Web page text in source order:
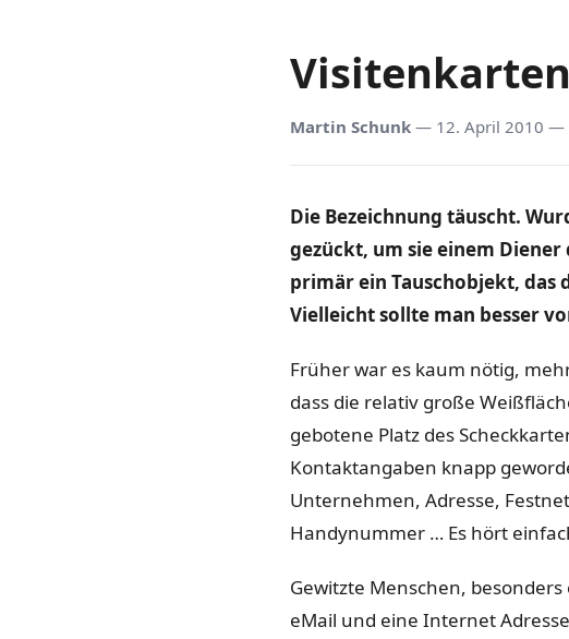
Martin Schunk — 12. April 2010 —
Die Bezeichnung täuscht.
gezückt, um sie einem Diener
primär ein Tauschobjekt,
Vielleicht sollte man besser
Früher war es kaum nötig,
dass die relativ große
gebotene Platz des
Kontaktangaben knapp
Unternehmen, Adresse,
Handynummer … Es hört
Gewitzte Menschen,
eMail und eine Internet